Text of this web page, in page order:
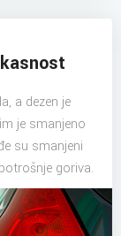
a dezen je
je smanjeno
su smanjeni
goriva.